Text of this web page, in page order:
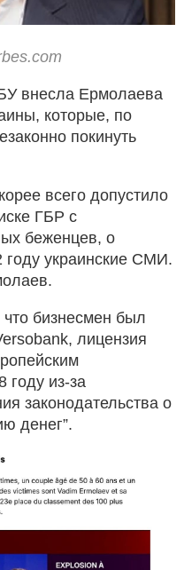
внесла Ермолаева
которые, по
покинуть
всего допустило
ГБР с
беженцев, о
году украинские СМИ.
бизнесмен был
лицензия
году из-за
законодательства о
денег”.